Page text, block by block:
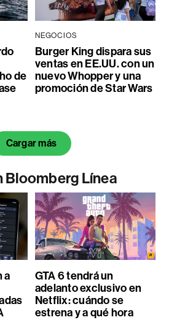
de
NEGOCIOS
Burger King dispara sus
ventas en EE.UU. con un
nuevo Whopper y una
promoción de Star Wars
Cargar más
Bloomberg Línea
a
GTA 6 tendrá un
adelanto exclusivo en
Netflix: cuándo se
estrena y a qué hora